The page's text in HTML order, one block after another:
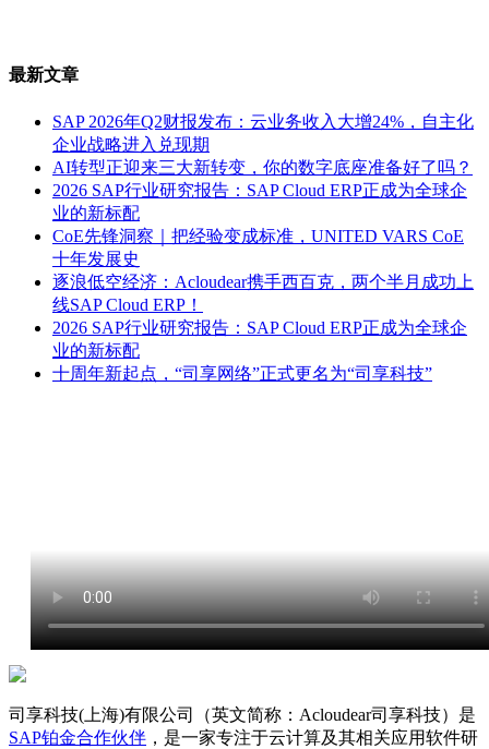
最新文章
SAP 2026年Q2财报发布：云业务收入大增24%，自主化
企业战略进入兑现期
AI转型正迎来三大新转变，你的数字底座准备好了吗？
2026 SAP行业研究报告：SAP Cloud ERP正成为全球企
业的新标配
CoE先锋洞察｜把经验变成标准，UNITED VARS CoE
十年发展史
逐浪低空经济：Acloudear携手西百克，两个半月成功上
线SAP Cloud ERP！
2026 SAP行业研究报告：SAP Cloud ERP正成为全球企
业的新标配
十周年新起点，“司享网络”正式更名为“司享科技”
司享科技(上海)有限公司（英文简称：Acloudear司享科技）是
SAP铂金合作伙伴 ，是一家专注于云计算及其相关应用软件研